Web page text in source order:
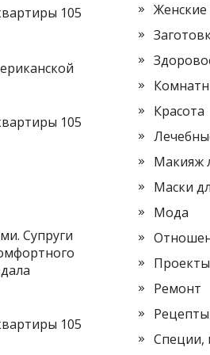
Супруги
Красота
Макияж
Маски
Мода
Проекты
Ремонт
Специи,